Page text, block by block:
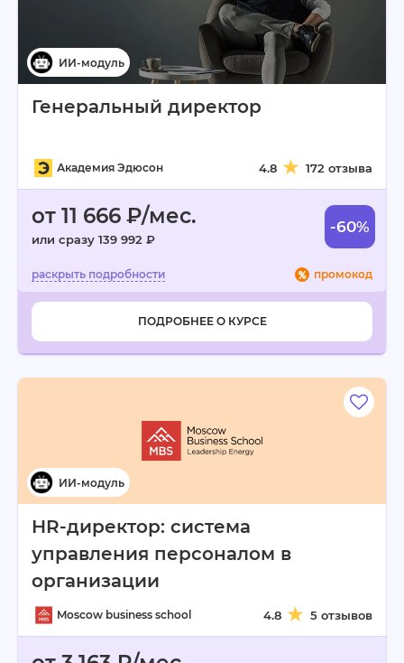
Генеральный директор
Академия Эдюсон 4.8 172 отзыва
от 11 666 ₽/мес.
или сразу 139 992 ₽
-60%
промокод
ПОДРОБНЕЕ О КУРСЕ
HR-директор: система
управления персоналом в
организации
Moscow business school 4.8 5 отзывов